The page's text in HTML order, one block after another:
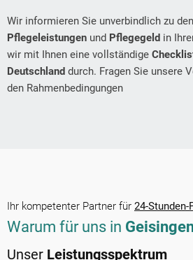
Wir informieren Sie unverbindlich zu
Pflegeleistungen und Pflegegeld in
wir mit Ihnen eine vollständige
Deutschland durch. Fragen Sie unsere
den Rahmenbedingungen
Ihr kompetenter Partner für 24-Stunden-
Warum für uns in
Unser Leistungsspektrum